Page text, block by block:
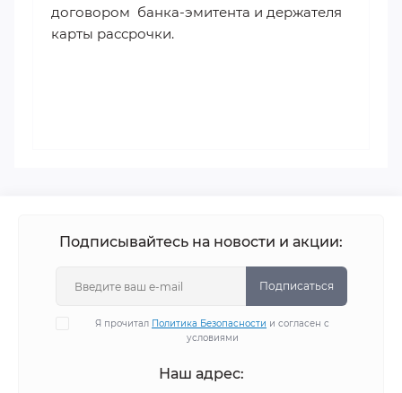
договором банка-эмитента и держателя
карты рассрочки.
Подписывайтесь на новости и акции:
Подписаться
Я прочитал Политика Безопасности и согласен с
условиями
Наш адрес: